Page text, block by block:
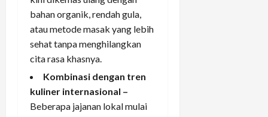
bahan organik, rendah gula,
atau metode masak yang lebih
sehat tanpa menghilangkan
cita rasa khasnya.
Kombinasi dengan tren
kuliner internasional –
Beberapa jajanan lokal mulai